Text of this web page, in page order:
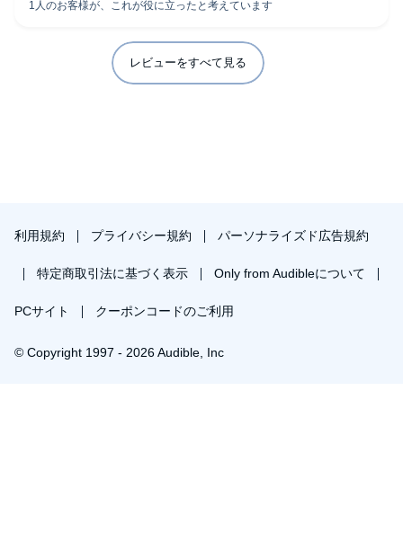
レビューをすべて見る
利用規約 プライバシー規約 パーソナライズド広告規約
特定商取引法に基づく表示 Only from Audibleについて
PCサイト クーポンコードのご利用
© Copyright 1997 - 2026 Audible, Inc